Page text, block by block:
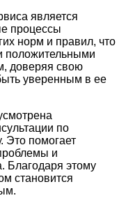
является
процессы
норм и правил, что
положительными
доверяя свою
уверенным в ее
по
Это помогает
и
Благодаря этому
становится